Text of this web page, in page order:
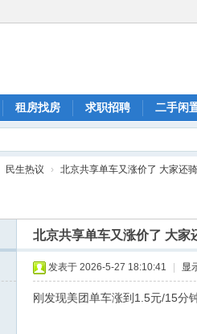
租房找房 求职招聘 二手闲
民生热议 › 北京共享单车又涨价了 大家还
北京共享单车又涨价了 大家
发表于 2026-5-27 18:10:41 显
刚发现美团单车涨到1.5元/15分